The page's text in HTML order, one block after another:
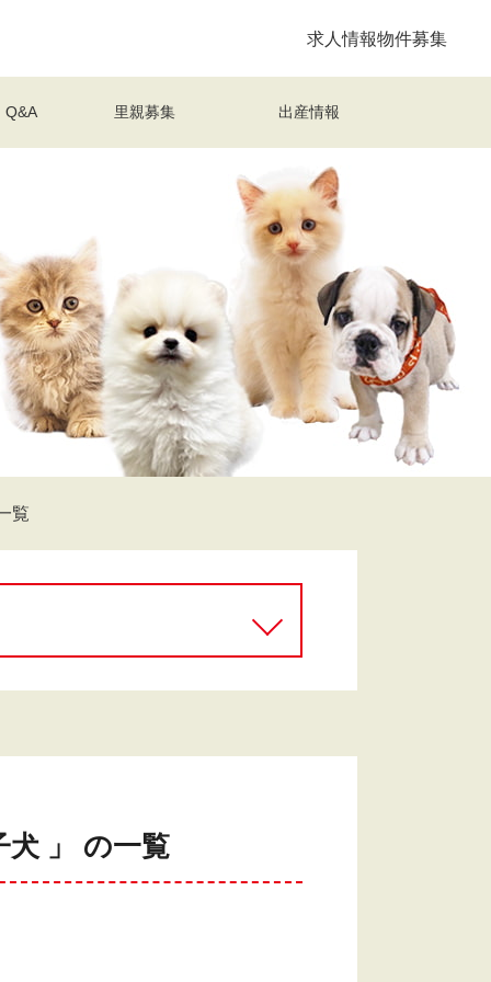
求人情報物件募集
Q&A 里親募集 出産情報
覧
犬 」 の一覧